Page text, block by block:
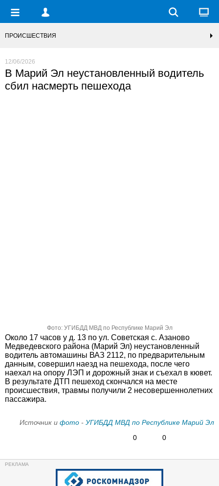
ПРОИСШЕСТВИЯ
12/06/2026
В Марий Эл неустановленный водитель
сбил насмерть пешехода
Фото: УГИБДД МВД по Республике Марий Эл
Около 17 часов у д. 13 по ул. Советская с. Азаново
Медведевского района (Марий Эл) неустановленный
водитель автомашины ВАЗ 2112, по предварительным
данным, совершил наезд на пешехода, после чего
наехал на опору ЛЭП и дорожный знак и съехал в кювет.
В результате ДТП пешеход скончался на месте
происшествия, травмы получили 2 несовершеннолетних
пассажира.
Источник и фото - УГИБДД МВД по Республике Марий Эл
0
0